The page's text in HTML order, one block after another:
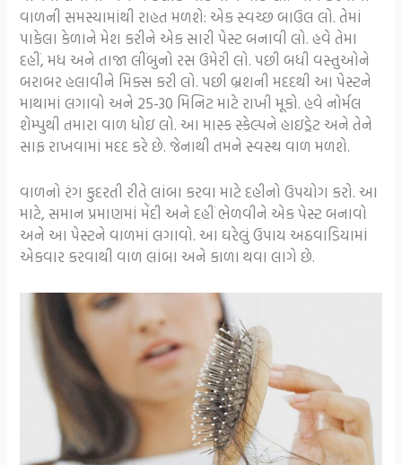
વાળની સમસ્યામાંથી રાહત મળશે: એક સ્વચ્છ બાઉલ લો. તેમાં
પાકેલા કેળાને મેશ કરીને એક સારી પેસ્ટ બનાવી લો. હવે તેમા
દહીં, મધ અને તાજા લીંબુનો રસ ઉમેરી લો. પછી બધી વસ્તુઓને
બરાબર હલાવીને મિક્સ કરી લો. પછી બ્રશની મદદથી આ પેસ્ટને
માથામાં લગાવો અને 25-30 મિનિટ માટે રાખી મૂકો. હવે નોર્મલ
શેમ્પુથી તમારા વાળ ધોઇ લો. આ માસ્ક સ્કેલ્પને હાઇડ્રેટ અને તેને
સાફ રાખવામાં મદદ કરે છે. જેનાથી તમને સ્વસ્થ વાળ મળશે.
વાળનો રંગ કુદરતી રીતે લાંબા કરવા માટે દહીનો ઉપયોગ કરો. આ
માટે, સમાન પ્રમાણમાં મેંદી અને દહીં ભેળવીને એક પેસ્ટ બનાવો
અને આ પેસ્ટને વાળમાં લગાવો. આ ઘરેલું ઉપાય અઠવાડિયામાં
એકવાર કરવાથી વાળ લાંબા અને કાળા થવા લાગે છે.